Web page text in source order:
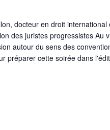
docteur en droit
des juristes progressistes Au
autour du sens des
préparer cette soirée dans